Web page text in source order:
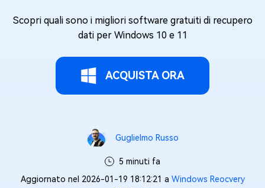
Scopri quali sono i migliori software gratuiti di recupero
dati per Windows 10 e 11
ACQUISTA ORA
Guglielmo Russo
5 minuti fa
Aggiornato nel 2026-01-19 18:12:21 a Windows Reocvery